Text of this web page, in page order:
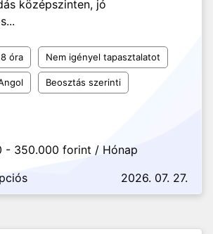
középszinten, jó
óra Nem igényel tapasztalatot
Beosztás szerinti
- 350.000 forint / Hónap
2026. 07. 27.